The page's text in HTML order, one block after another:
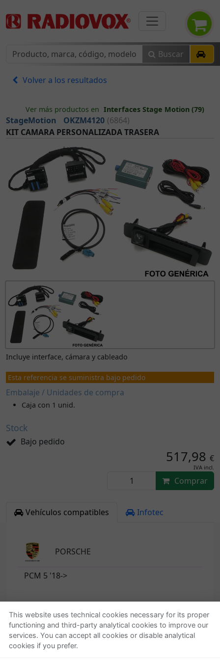
Buscar
Volver a los resultados
Ver más productos en Interfaces Stage Motion (79)
StageMotion OKZM4120 (6864)
KIT CAMARA PERSONALIZADA TRASERA
Incluye interface, cámara y cableado
Esta referencia se suministra bajo pedido
Embalaje / Unidades de compra
Caja con 1 unid.
Stock
Bajo pedido
517,98 €
IVA incl.
Comprar
Vehículos compatibles Infotec
PORSCHE
PCM 5 '18->
Quienes somos
Empresa
Ayuda
This website uses technical cookies necessary for its proper
functioning and third-party analytical cookies to improve our
services. You can accept all cookies or disable analytical
cookies if you prefer.